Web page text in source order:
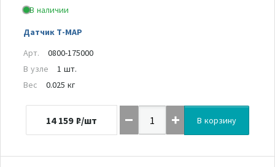
В наличии
Датчик T-MAP
Арт.
0800-175000
В узле
1 шт.
Вес
0.025 кг
14 159 ₽/шт В корзину